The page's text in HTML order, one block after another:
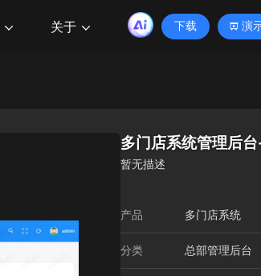
关于 下载 演
多门店系统管理后
暂无描述
产品 多门店系统
分类 总部管理后台